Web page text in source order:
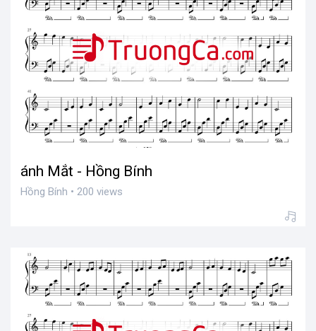
ánh Mắt - Hồng Bính
Hồng Bính • 200 views